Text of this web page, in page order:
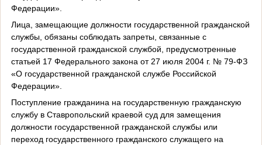
Федерации».
Лица, замещающие должности государственной гражданской
службы, обязаны соблюдать запреты, связанные с
государственной гражданской службой, предусмотренные
статьей 17 Федерального закона от 27 июля 2004 г. № 79-ФЗ
«О государственной гражданской службе Российской
Федерации».
Поступление гражданина на государственную гражданскую
службу в Ставропольский краевой суд для замещения
должности государственной гражданской службы или
переход государственного гражданского служащего на